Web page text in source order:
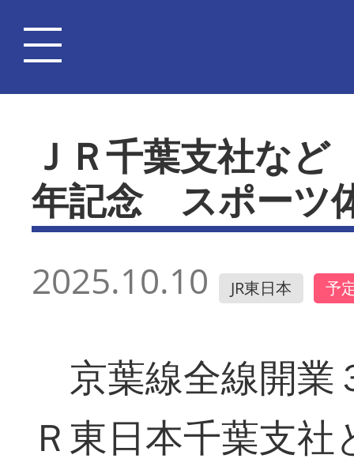
ＪＲ千葉支社な
年記念 スポーツ
2025.10.10 JR東日本 予
京葉線全線開業
Ｒ東日本千葉支